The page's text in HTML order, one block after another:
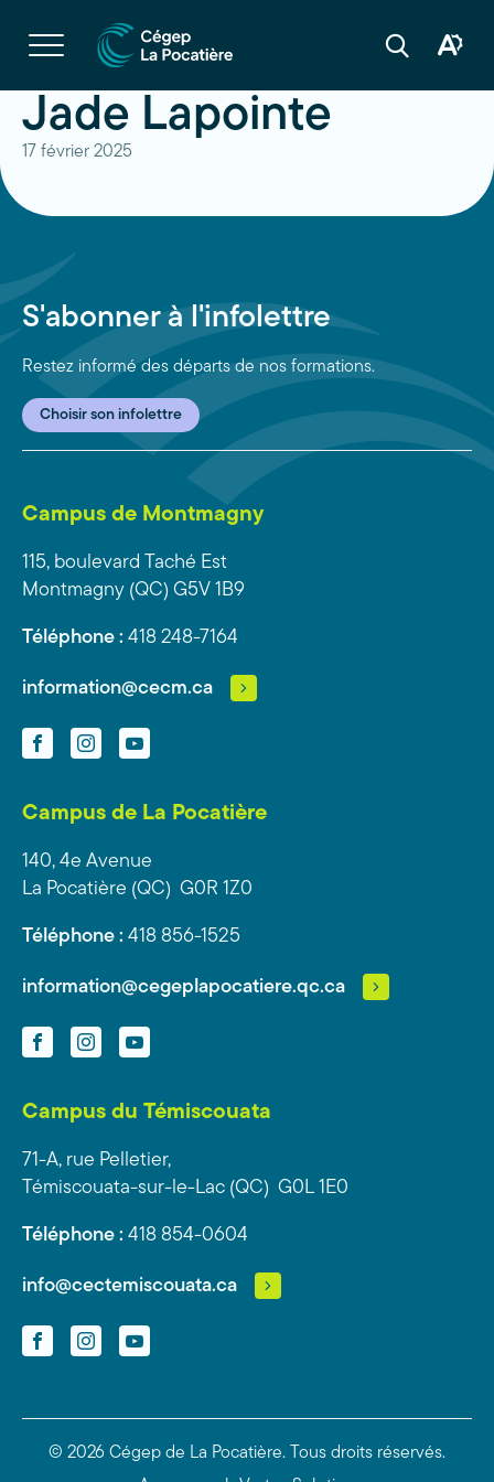
Ouvrir
la
navigation
site
Ouvrir
Ouvrir
Jade Lapointe
17 février 2025
S'abonner à l'infolettre
Restez informé des départs de nos formations.
Choisir son infolettre
Campus de Montmagny
115, boulevard Taché Est
Montmagny (QC) G5V 1B9
Téléphone : 418 248-7164
information@cecm.ca
FacebookInstagramYouTube
Campus de La Pocatière
140, 4e Avenue
La Pocatière (QC) G0R 1Z0
Téléphone : 418 856-1525
information@cegeplapocatiere.qc.ca
FacebookInstagramYouTube
Campus du Témiscouata
71-A, rue Pelletier,
Témiscouata-sur-le-Lac (QC) G0L 1E0
Téléphone : 418 854-0604
info@cectemiscouata.ca
FacebookInstagramYouTube
© 2026 Cégep de La Pocatière.
Tous droits réservés.